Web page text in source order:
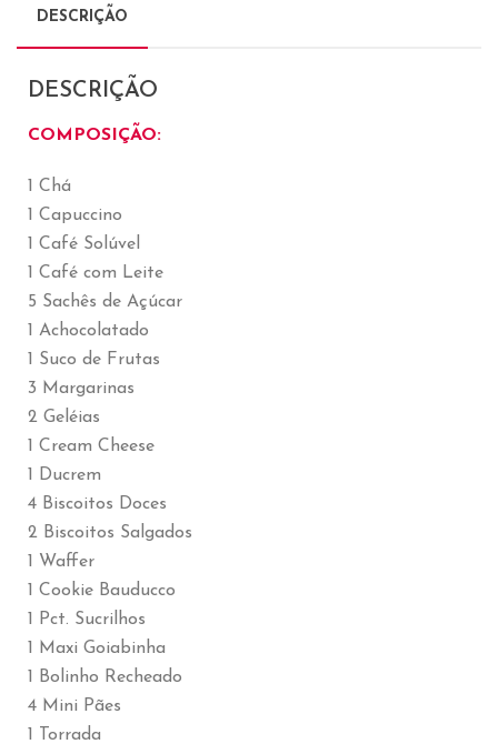
DESCRIÇÃO
DESCRIÇÃO
COMPOSIÇÃO:
1 Chá
1 Capuccino
1 Café Solúvel
1 Café com Leite
5 Sachês de Açúcar
1 Achocolatado
1 Suco de Frutas
3 Margarinas
2 Geléias
1 Cream Cheese
1 Ducrem
4 Biscoitos Doces
2 Biscoitos Salgados
1 Waffer
1 Cookie Bauducco
1 Pct. Sucrilhos
1 Maxi Goiabinha
1 Bolinho Recheado
4 Mini Pães
1 Torrada